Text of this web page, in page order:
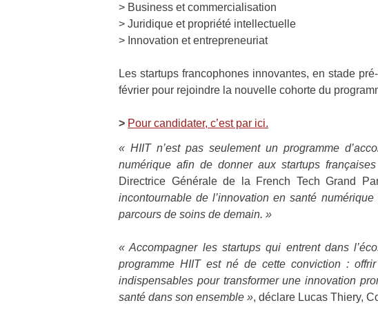
> Business et commercialisation
> Juridique et propriété intellectuelle
> Innovation et entrepreneuriat
Les startups francophones innovantes, en stade
février pour rejoindre la nouvelle cohorte du
> Pour candidater, c’est par ici.
« HIIT n’est pas seulement un programme
numérique afin de donner aux startups
Directrice Générale de la French Tech Grand
incontournable de l’innovation en santé
parcours de soins de demain. »
« Accompagner les startups qui entrent dans
programme HIIT est né de cette conviction :
indispensables pour transformer une innovation
santé dans son ensemble », déclare Lucas Thiery,